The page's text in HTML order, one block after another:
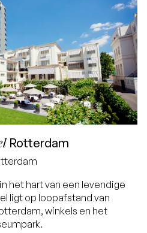
8.6
rating
Rotterdam
het hart van een levendige
ligt op loopafstand van
winkels en het
tot